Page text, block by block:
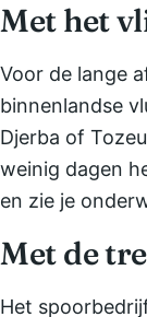
Met het
Voor de lange
binnenlandse
Djerba of
weinig dagen
en zie je
Met de
Het